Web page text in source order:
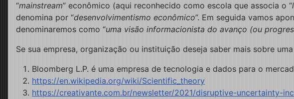
“mainstream” econômico (aqui reconhecido como escola que associa o “
denomina por “desenvolvimentismo econômico”. Em seguida vamos
denominaremos como “uma visão informacionista do avanço (ou
Se sua empresa, organização ou instituição deseja saber mais sobre
Bloomberg L.P. é uma empresa de tecnologia e dados para o
https://en.wikipedia.org/wiki/Scientific_theory
https://creativante.com.br/newsletter/2021/disruptive-uncertainty-